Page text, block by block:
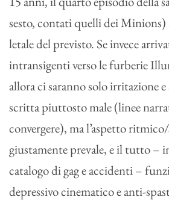
sesto, contati quelli dei Minions)
letale del previsto. Se invece
intransigenti verso le furberie
allora ci saranno solo irritazione
scritta piuttosto male (linee
convergere), ma l’aspetto
giustamente prevale, e il tutto –
catalogo di gag e accidenti –
depressivo cinematico e anti-